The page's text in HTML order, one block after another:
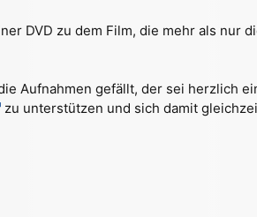
DVD zu dem Film, die mehr als
Aufnahmen gefällt, der sei herzlich
zu unterstützen und sich damit